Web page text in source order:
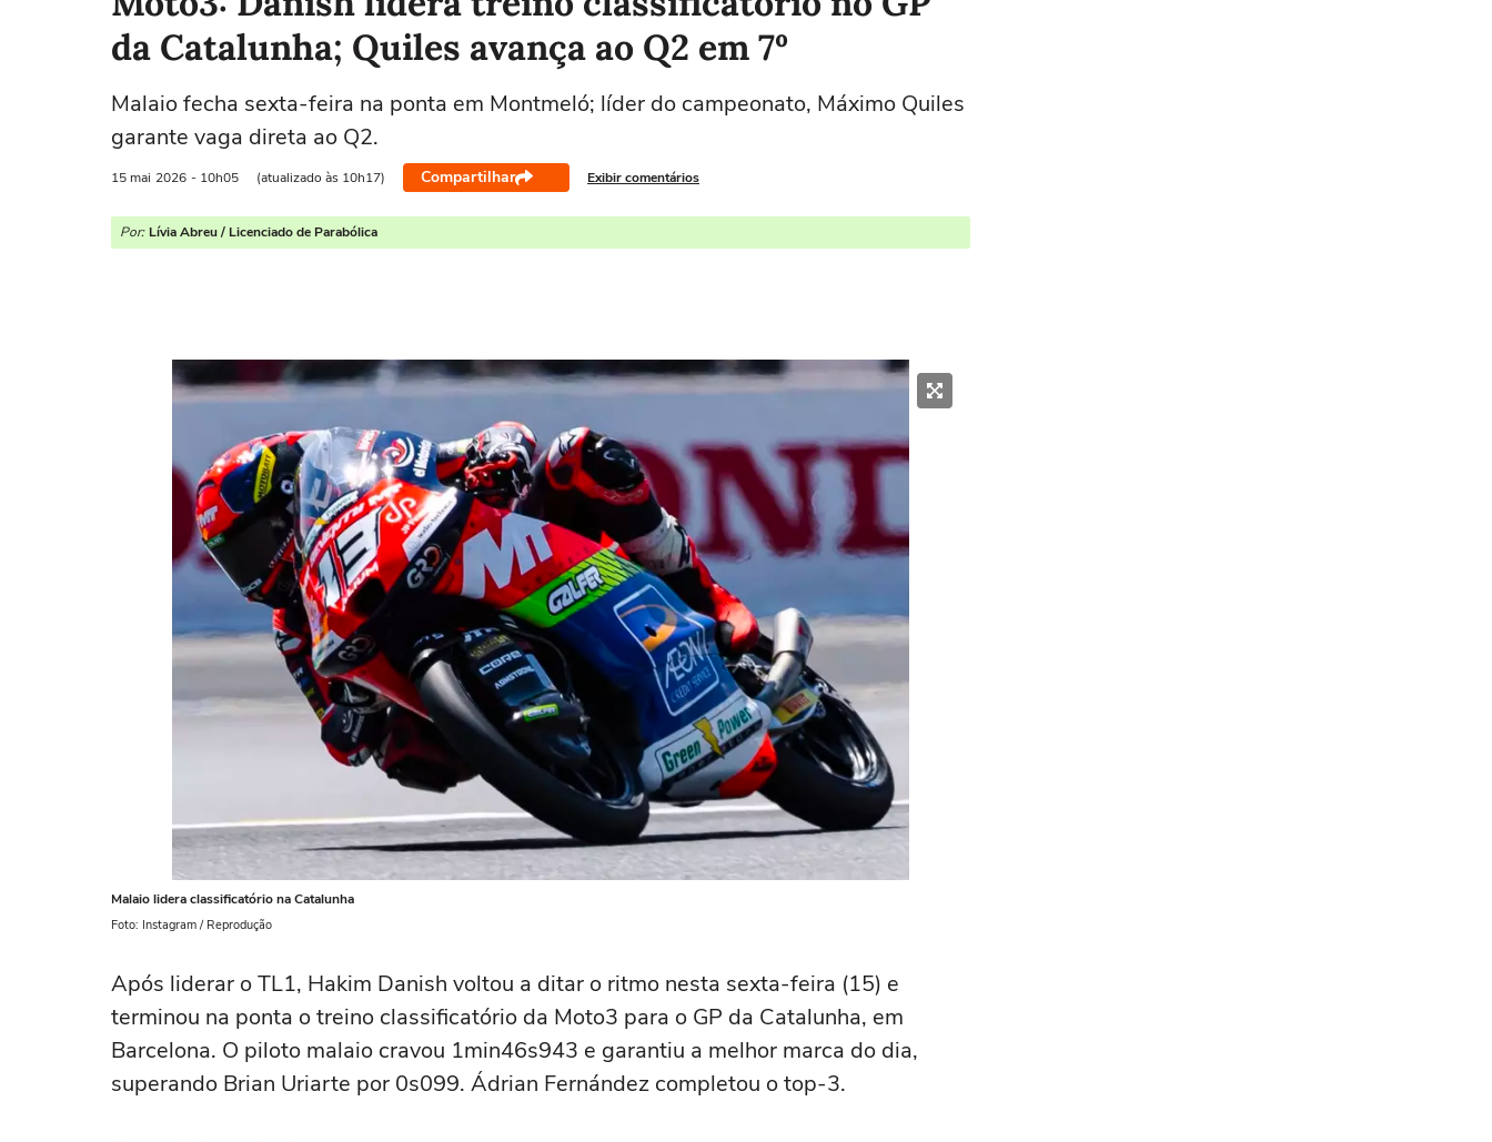
da Catalunha; Quiles avança ao Q2 em 7º
Malaio fecha sexta-feira na ponta em Montmeló; líder do campeonato, Máximo Quiles
garante vaga direta ao Q2.
15 mai 2026 - 10h05 (atualizado às 10h17) Compartilhar Exibir comentários
Por: Lívia Abreu / Licenciado de Parabólica
Malaio lidera classificatório na Catalunha
Foto: Instagram / Reprodução
Após liderar o TL1, Hakim Danish voltou a ditar o ritmo nesta sexta-feira (15) e
terminou na ponta o treino classificatório da Moto3 para o GP da Catalunha, em
Barcelona. O piloto malaio cravou 1min46s943 e garantiu a melhor marca do dia,
superando Brian Uriarte por 0s099. Ádrian Fernández completou o top-3.